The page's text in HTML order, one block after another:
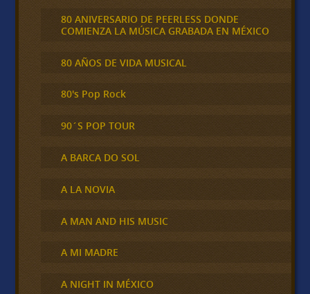
80 ANIVERSARIO DE PEERLESS DONDE
COMIENZA LA MÚSICA GRABADA EN MÉXICO
80 AÑOS DE VIDA MUSICAL
80's Pop Rock
90´S POP TOUR
A BARCA DO SOL
A LA NOVIA
A MAN AND HIS MUSIC
A MI MADRE
A NIGHT IN MÉXICO